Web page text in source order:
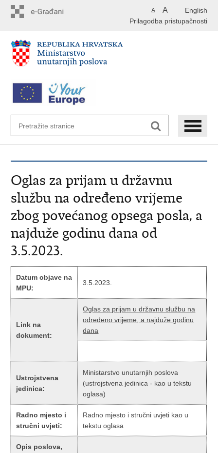
English
A A
Prilagodba pristupačnosti
Oglas za prijam u državnu
službu na određeno vrijeme
zbog povećanog opsega posla, a
najduže godinu dana od
3.5.2023.
Datum objave na
MPU:
3.5.2023.
Link na
dokument:
Oglas za prijam u državnu službu na
određeno vrijeme, a najduže godinu
dana
Ustrojstvena
jedinica:
Ministarstvo unutarnjih poslova
(ustrojstvena jedinica - kao u tekstu
oglasa)
Radno mjesto i
stručni uvjeti:
Radno mjesto i stručni uvjeti kao u
tekstu oglasa
Opis poslova,